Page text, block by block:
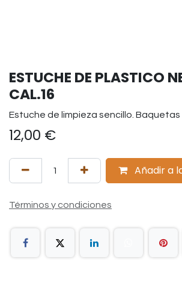
ESTUCHE DE PLASTICO
CAL.16
Estuche de limpieza sencillo.
12,00 €
Añadir a
Términos y condiciones